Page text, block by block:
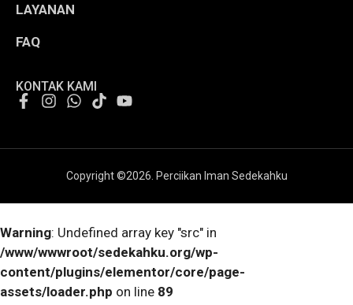
LAYANAN
FAQ
KONTAK KAMI
Copyright ©2026 . Perciikan Iman Sedekahku
Warning: Undefined array key "src" in
/www/wwwroot/sedekahku.org/wp-
content/plugins/elementor/core/page-
assets/loader.php on line 89